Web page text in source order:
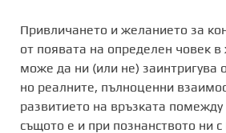
Привличането и желанието за
от появата на определен човек
може да ни (или не) заинтригува
но реалните, пълноценни
развитието на връзката
същото е и при познанството ни с